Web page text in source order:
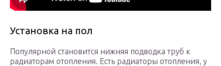
Установка на пол
Популярной становится нижняя подводка труб к
радиаторам отопления. Есть радиаторы отопления, у